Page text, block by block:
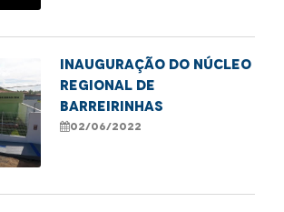
INAUGURAÇÃO DO NÚCLEO
REGIONAL DE
BARREIRINHAS
02/06/2022